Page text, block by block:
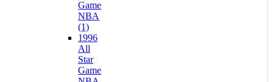
Game
NBA
(1)
1996
All
Star
Game